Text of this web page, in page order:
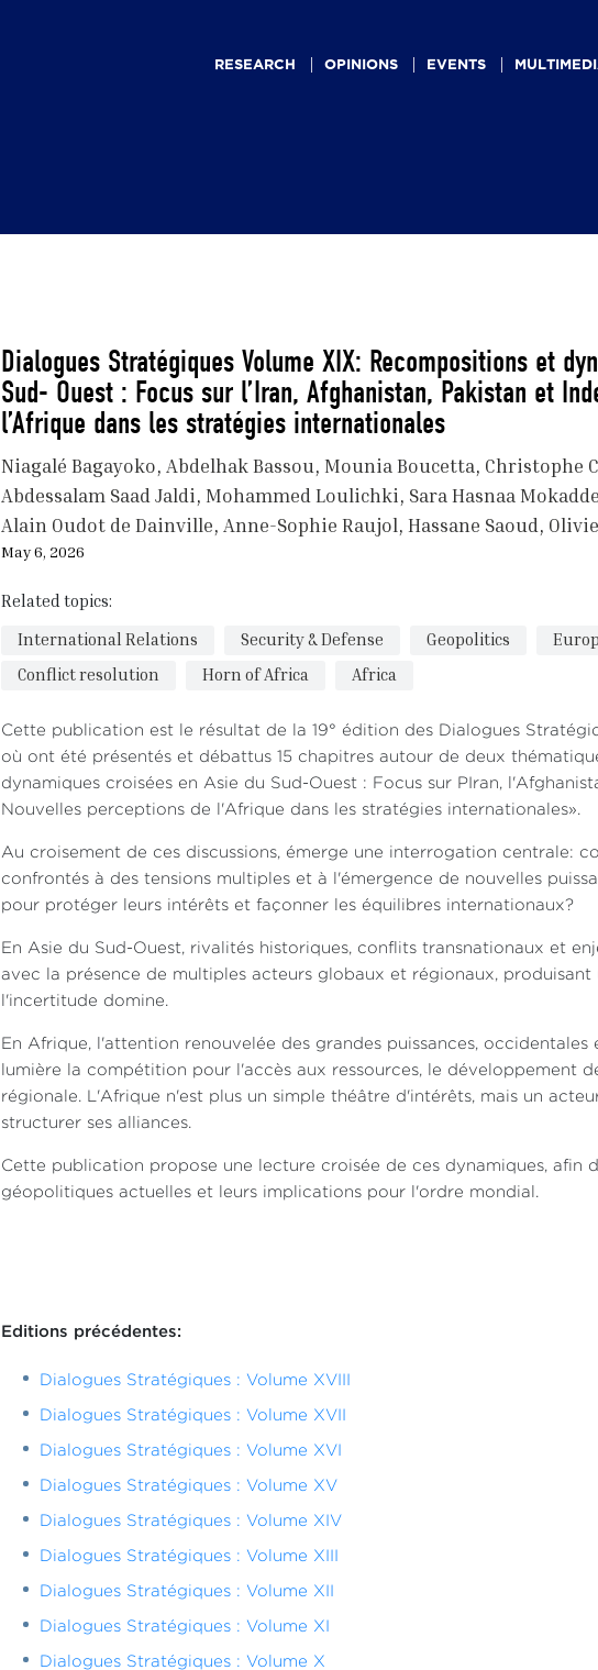
navigationRESEARCH OPINIONS EVENTS
Dialogues Stratégiques Volume XIX: Recompositions et
Sud- Ouest : Focus sur l’Iran, Afghanistan, Pakistan et
l’Afrique dans les stratégies internationales
Niagalé Bagayoko Abdelhak Bassou Mounia Boucetta Christophe
Abdessalam Saad Jaldi Mohammed Loulichki Sara Hasnaa
Alain Oudot de Dainville Anne-Sophie Raujol Hassane Saoud
May 6, 2026
Related topics:
International Relations
Security & Defense Geopolitics
Conflict resolution
Horn of Africa Africa
Cette publication est le résultat de la 19° édition des Dialogues
où ont été présentés et débattus 15 chapitres autour de deux
dynamiques croisées en Asie du Sud-Ouest : Focus sur PIran,
Nouvelles perceptions de l'Afrique dans les stratégies internationales».
Au croisement de ces discussions, émerge une interrogation centrale:
confrontés à des tensions multiples et à l'émergence de nouvelles
pour protéger leurs intérêts et façonner les équilibres internationaux?
En Asie du Sud-Ouest, rivalités historiques, conflits transnationaux et
avec la présence de multiples acteurs globaux et régionaux,
l'incertitude domine.
En Afrique, l'attention renouvelée des grandes puissances,
lumière la compétition pour l'accès aux ressources, le développement
régionale. L'Afrique n'est plus un simple théâtre d'intérêts, mais un
structurer ses alliances.
Cette publication propose une lecture croisée de ces dynamiques, afin
géopolitiques actuelles et leurs implications pour l'ordre mondial.
Editions précédentes:
Dialogues Stratégiques : Volume XVIII
Dialogues Stratégiques : Volume XVII
Dialogues Stratégiques : Volume XVI
Dialogues Stratégiques : Volume XV
Dialogues Stratégiques : Volume XIV
Dialogues Stratégiques : Volume XIII
Dialogues Stratégiques : Volume XII
Dialogues Stratégiques : Volume XI
Dialogues Stratégiques : Volume X